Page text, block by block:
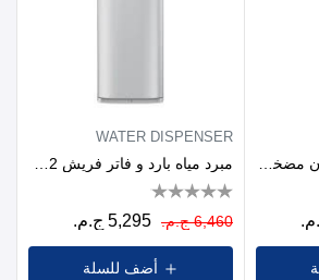
WATER DISPENSER
6,460 ج.م. 5,295 ج.م.
أضف للسلة